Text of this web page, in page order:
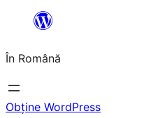
conținut
În Română
Obține WordPress